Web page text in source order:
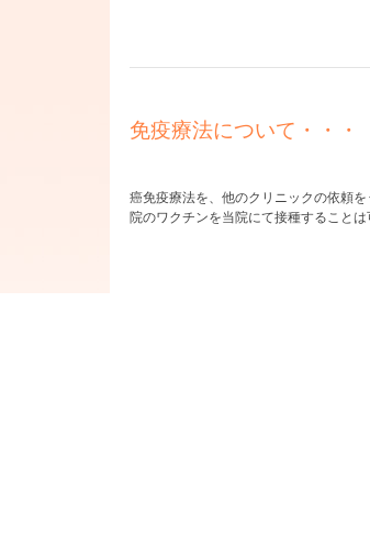
免疫療法について・・・
癌免疫療法を、他のクリニックの依頼
院のワクチンを当院にて接種すること